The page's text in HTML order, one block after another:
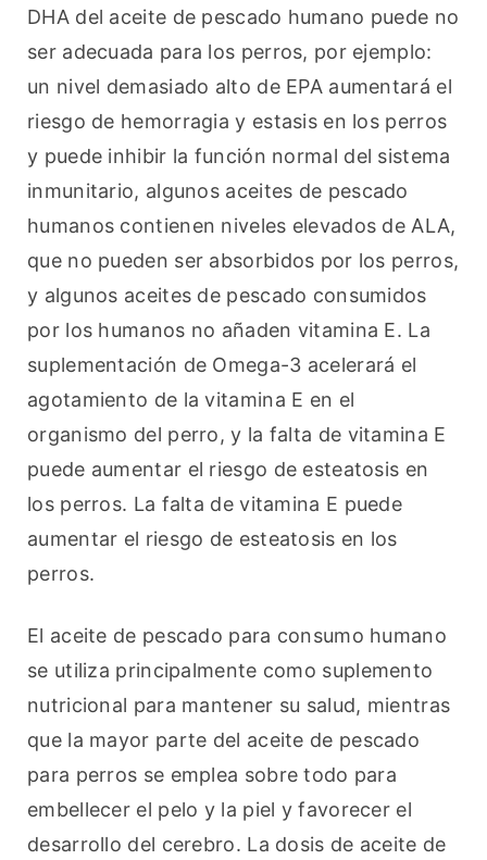
DHA del aceite de pescado humano puede no
ser adecuada para los perros, por ejemplo:
un nivel demasiado alto de EPA aumentará el
riesgo de hemorragia y estasis en los perros
y puede inhibir la función normal del sistema
inmunitario, algunos aceites de pescado
humanos contienen niveles elevados de ALA,
que no pueden ser absorbidos por los perros,
y algunos aceites de pescado consumidos
por los humanos no añaden vitamina E. La
suplementación de Omega-3 acelerará el
agotamiento de la vitamina E en el
organismo del perro, y la falta de vitamina E
puede aumentar el riesgo de esteatosis en
los perros. La falta de vitamina E puede
aumentar el riesgo de esteatosis en los
perros.
El aceite de pescado para consumo humano
se utiliza principalmente como suplemento
nutricional para mantener su salud, mientras
que la mayor parte del aceite de pescado
para perros se emplea sobre todo para
embellecer el pelo y la piel y favorecer el
desarrollo del cerebro. La dosis de aceite de